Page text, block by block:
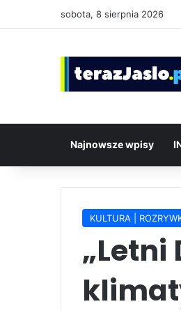
sobota, 8 sierpnia 2026
Najnowsze wpisy
KULTURA |
„Letni